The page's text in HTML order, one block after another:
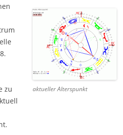
aktueller Alterspunkt
zu